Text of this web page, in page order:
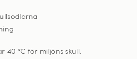
40 °C för miljöns skull .